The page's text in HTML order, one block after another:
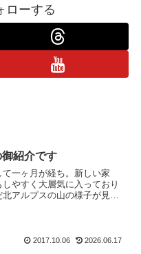
ローする
紹介です
て一ヶ月が経ち。新しい家
しやすく大層気に入っており
北アルプスの山の様子が見え
えるから。(でも...
2017.10.06 2026.06.17